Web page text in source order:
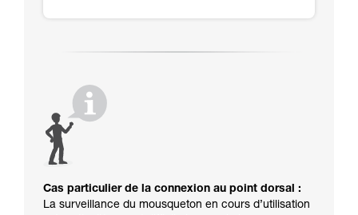
Cas particulier de la connexion au point dorsal :
La surveillance du mousqueton en cours d’utilisation